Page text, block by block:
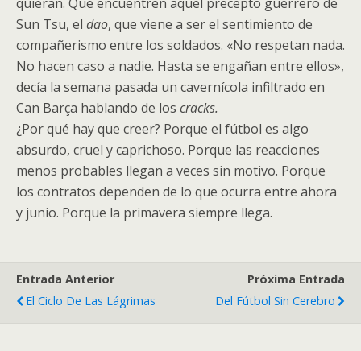
Sun Tsu, el dao, que viene a ser el sentimiento de
compañerismo entre los soldados. «No respetan nada.
No hacen caso a nadie. Hasta se engañan entre ellos»,
decía la semana pasada un cavernícola infiltrado en
Can Barça hablando de los cracks.
¿Por qué hay que creer? Porque el fútbol es algo
absurdo, cruel y caprichoso. Porque las reacciones
menos probables llegan a veces sin motivo. Porque
los contratos dependen de lo que ocurra entre ahora
y junio. Porque la primavera siempre llega.
Entrada Anterior
El Ciclo De Las Lágrimas
Próxima Entrada
Del Fútbol Sin Cerebro